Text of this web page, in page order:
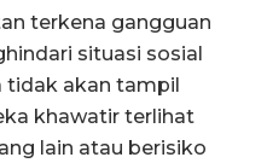
terkena gangguan
situasi sosial
tidak akan tampil
khawatir terlihat
lain atau berisiko